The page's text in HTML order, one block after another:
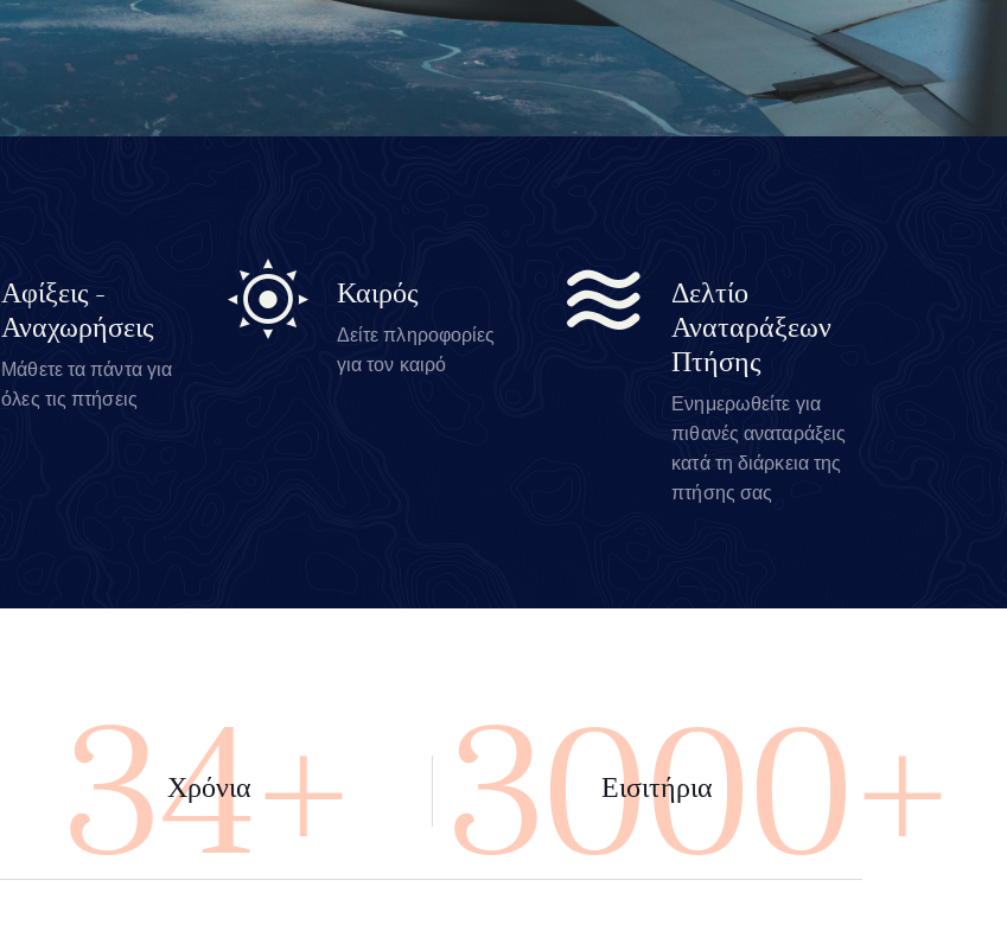
Αφίξεις -
Αναχωρήσεις
Μάθετε τα πάντα για
όλες τις πτήσεις
Καιρός
Δείτε πληροφορίες
για τον καιρό
Δελτίο
Αναταράξεων
Πτήσης
Ενημερωθείτε για
πιθανές αναταράξεις
κατά τη διάρκεια της
πτήσης σας
45+
Χρόνια 4000+
Εισιτήρια